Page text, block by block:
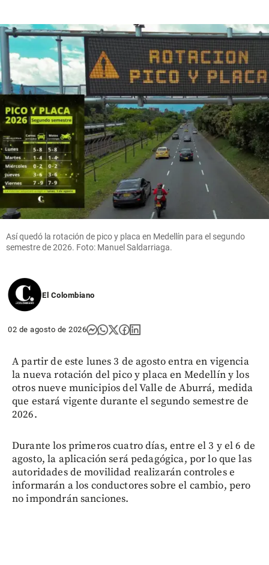
Así quedó la rotación de pico y placa en Medellín para el segundo
semestre de 2026. Foto: Manuel Saldarriaga.
El Colombiano
02 de agosto de 2026
A partir de este lunes 3 de agosto entra en vigencia
la nueva rotación del pico y placa en Medellín y los
otros nueve municipios del Valle de Aburrá, medida
que estará vigente durante el segundo semestre de
2026.
Durante los primeros cuatro días, entre el 3 y el 6 de
agosto, la aplicación será pedagógica, por lo que las
autoridades de movilidad realizarán controles e
informarán a los conductores sobre el cambio, pero
no impondrán sanciones.